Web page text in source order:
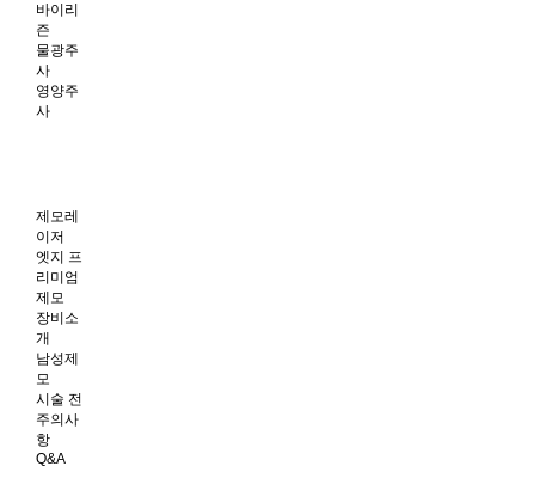
바이리
즌
물광주
사
영양주
사
제모레
이저
엣지 프
리미엄
제모
장비소
개
남성제
모
시술 전
주의사
항
Q&A